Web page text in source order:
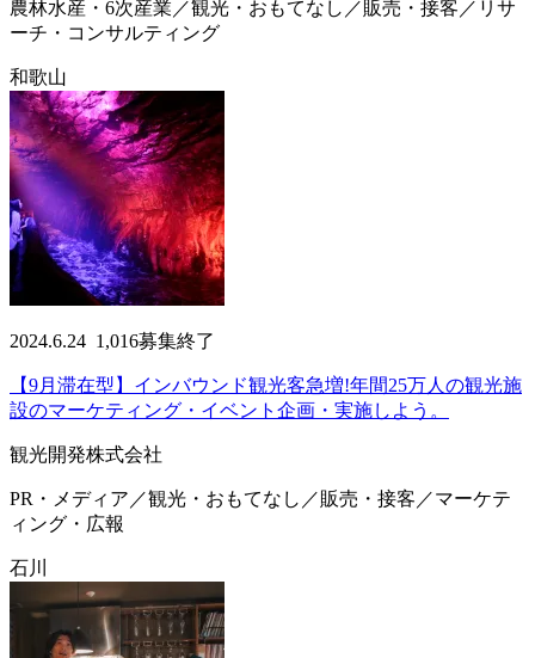
農林水産・6次産業／観光・おもてなし／販売・接客／リサ
ーチ・コンサルティング
和歌山
2024.6.24 1,016募集終了
【9月滞在型】インバウンド観光客急増!年間25万人の観光施
設のマーケティング・イベント企画・実施しよう。
観光開発株式会社
PR・メディア／観光・おもてなし／販売・接客／マーケテ
ィング・広報
石川